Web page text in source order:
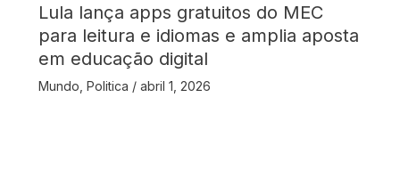
Lula lança apps gratuitos do MEC
para leitura e idiomas e amplia aposta
em educação digital
Mundo Politica / abril 1, 2026